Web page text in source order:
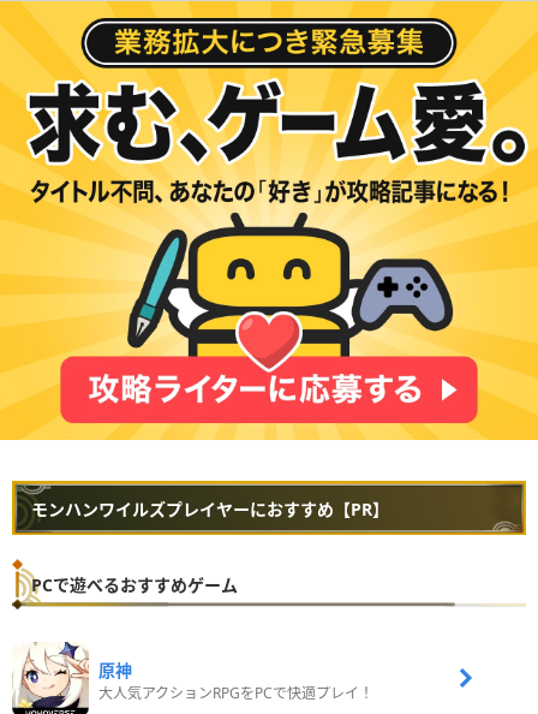
モンハンワイルズプレイヤーにおすすめ【PR】
PCで遊べるおすすめゲーム
原神
大人気アクションRPGをPCで快適プレイ！